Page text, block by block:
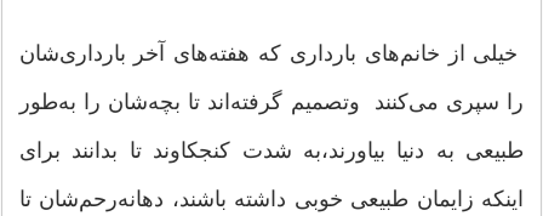
خیلی از خانم‌های بارداری که هفته‌های آخر بارداری‌شان
را سپری می‌کنند وتصمیم گرفته‌اند تا بچه‌شان را به‌طور
طبیعی به دنیا بیاورند،‌به شدت کنجکاوند تا بدانند برای
اینکه زایمان طبیعی خوبی داشته باشند، دهانه‌رحم‌شان تا